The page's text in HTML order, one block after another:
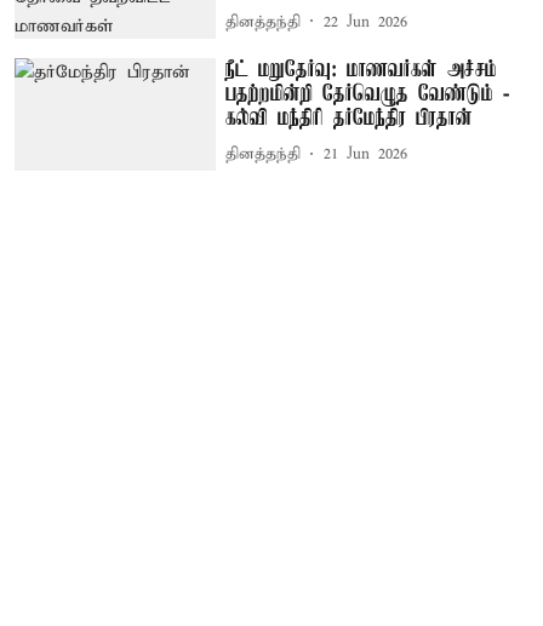
தினத்தந்தி 22 Jun 2026
நீட் மறுதேர்வு: மாணவர்கள் அச்சம்
பதற்றமின்றி தேர்வெழுத வேண்டும் -
கல்வி மந்திரி தர்மேந்திர பிரதான்
தினத்தந்தி 21 Jun 2026